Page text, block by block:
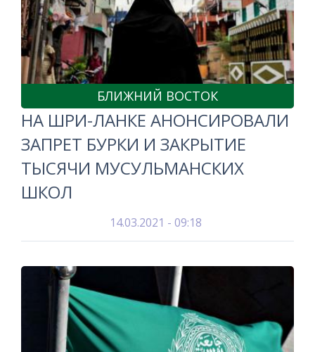
БЛИЖНИЙ ВОСТОК
НА ШРИ-ЛАНКЕ АНОНСИРОВАЛИ
ЗАПРЕТ БУРКИ И ЗАКРЫТИЕ
ТЫСЯЧИ МУСУЛЬМАНСКИХ
ШКОЛ
14.03.2021 - 09:18